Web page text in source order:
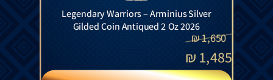
Legendary Warriors – Arminius Silver
Gilded Coin Antiqued 2 Oz 2026
1,650
₪
1,485
₪